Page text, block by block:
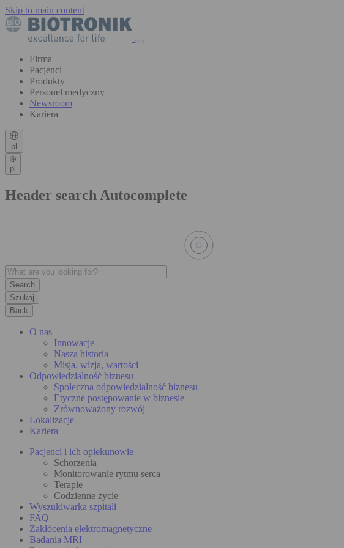
Skip to main content
Firma
Pacjenci
Produkty
Personel medyczny
Newsroom
Kariera
pl
pl
Header search Autocomplete
Szukaj
Back
O nas
Innowacje
Nasza historia
Misja, wizja, wartości
Odpowiedzialność biznesu
Społeczna odpowiedzialność biznesu
Etyczne postępowanie w biznesie
Zrównoważony rozwój
Lokalizacje
Kariera
Pacjenci i ich opiekunowie
Schorzenia
Monitorowanie rytmu serca
Terapie
Codzienne życie
Wyszukiwarka szpitali
FAQ
Zakłócenia elektromagnetyczne
Badania MRI